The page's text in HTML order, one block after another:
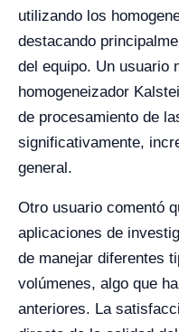
utilizando los
destacando
del equipo. Un usuario
homogeneizador
de procesamiento de
significativamente,
general.
Otro usuario comentó
aplicaciones de
de manejar diferentes
volúmenes, algo que
anteriores. La